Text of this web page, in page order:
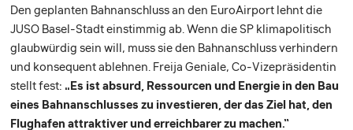
Den geplanten Bahnanschluss an den EuroAirport lehnt die
JUSO Basel-Stadt einstimmig ab. Wenn die SP klimapolitisch
glaubwürdig sein will, muss sie den Bahnanschluss verhindern
und konsequent ablehnen. Freija Geniale, Co-Vizepräsidentin
stellt fest: „Es ist absurd, Ressourcen und Energie in den Bau
eines Bahnanschlusses zu investieren, der das Ziel hat, den
Flughafen attraktiver und erreichbarer zu machen.“